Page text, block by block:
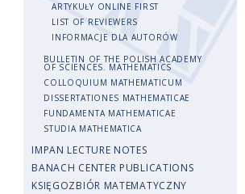
ARTYKUŁY ONLINE FIRST
LIST OF REVIEWERS
INFORMACJE DLA AUTORÓW
BULLETIN OF THE POLISH ACADEMY
OF SCIENCES. MATHEMATICS
COLLOQUIUM MATHEMATICUM
DISSERTATIONES MATHEMATICAE
FUNDAMENTA MATHEMATICAE
STUDIA MATHEMATICA
IMPAN LECTURE NOTES
BANACH CENTER PUBLICATIONS
KSIĘGOZBIÓR MATEMATYCZNY